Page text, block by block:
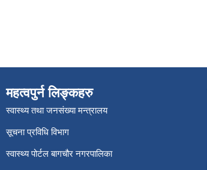
महत्वपुर्न लिङ्कहरु
स्वास्थ्य तथा जनसंख्या मन्त्रालय
सूचना प्रविधि विभाग
स्वास्थ्य पोर्टल बागचौर नगरपालिका